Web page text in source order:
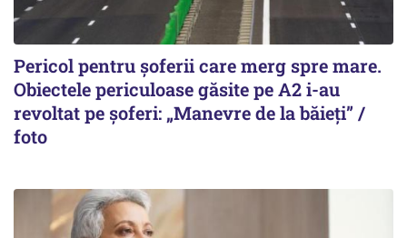
Pericol pentru șoferii care merg spre mare.
Obiectele periculoase găsite pe A2 i-au
revoltat pe șoferi: „Manevre de la băieți” /
foto